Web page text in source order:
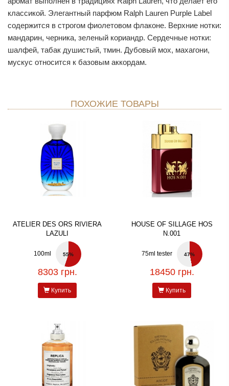
классикой. Элегантный парфюм Ralph Lauren Purple Label
содержится в строгом фиолетовом флаконе. Верхние нотки:
мандарин, черника, зеленый кориандр. Сердечные нотки:
шалфей, табак душистый, тмин. Дубовый мох, махагони,
мускус относится к базовым аккордам.
ПОХОЖИЕ ТОВАРЫ
ATELIER DES ORS RIVIERA
LAZULI
100ml 55%
8303 грн.
Купить
HOUSE OF SILLAGE HOS
N.001
75ml tester 47%
18450 грн.
Купить